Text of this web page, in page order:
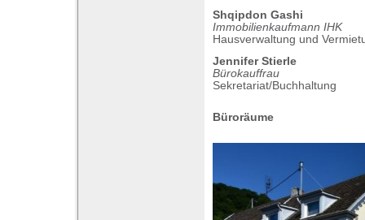
Shqipdon Gashi
Immobilienkaufmann IHK
Hausverwaltung und
Jennifer Stierle
Bürokauffrau
Sekretariat/Buchhaltung
Büroräume